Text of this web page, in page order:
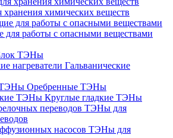
химических веществ
работы с опасными веществами
ТЭНы
Гальванические
Оребренные ТЭНы
Круглые гладкие ТЭНы
ТЭНы для
ТЭНы для